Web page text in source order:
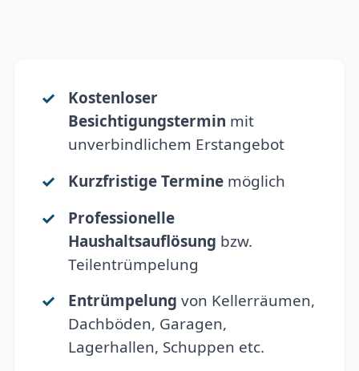
Kostenloser
Besichtigungstermin mit
unverbindlichem Erstangebot
Kurzfristige Terminemöglich
Professionelle
Haushaltsauflösung bzw.
Teilentrümpelung
Entrümpelung von Kellerräumen,
Dachböden, Garagen,
Lagerhallen, Schuppen etc.